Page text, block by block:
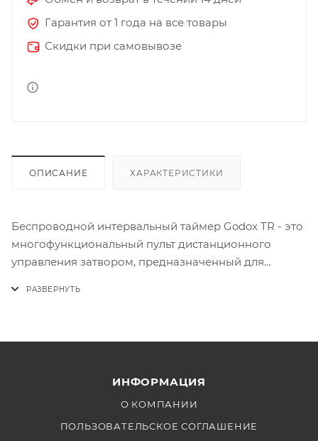
Гарантия от 1 года на все товары
Скидки при самовывозе
ОПИСАНИЕ ХАРАКТЕРИСТИКИ
Беспроводной интервальный таймер Godox TR - это
многофункциональный пульт дистанционного
управления затвором, предназначенный для
тонкой настройки интервалов и параметров съемки
в соответствии с различными требованиями. С этим
портативным и удобным аксессуаром ваша идея
ИНФОРМАЦИЯ
О КОМПАНИИ
ПОЛЬЗОВАТЕЛЬСКОЕ СОГЛАШЕНИЕ